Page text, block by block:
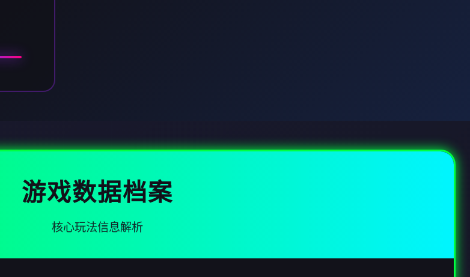
游戏数据档案
核心玩法信息解析